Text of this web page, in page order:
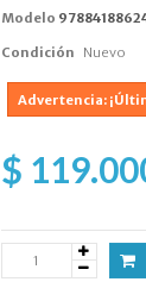
Modelo
Condición Nuevo
Advertencia:
$